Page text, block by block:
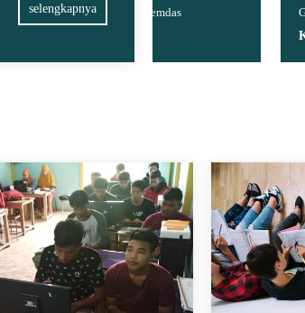
selengkapnya
& Pemdas
Guru BK & SB